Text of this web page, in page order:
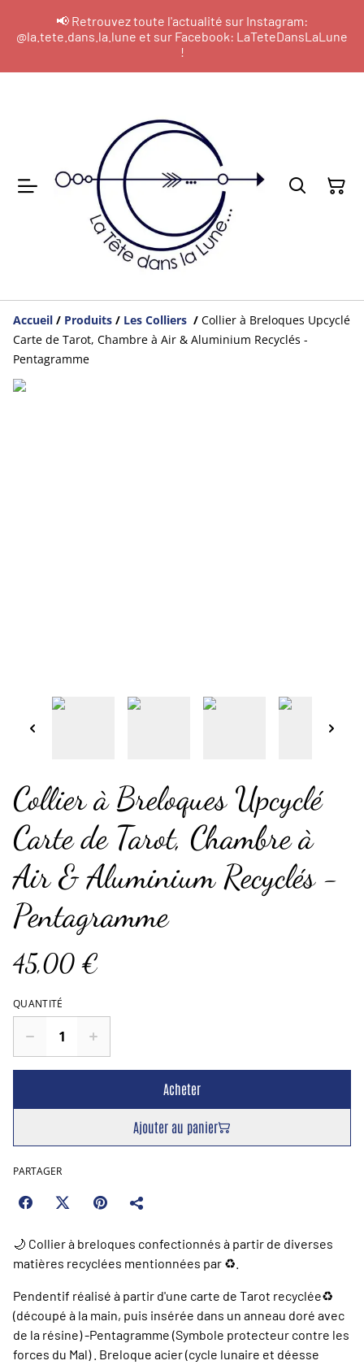
📢 Retrouvez toute l'actualité sur Instagram:
@la.tete.dans.la.lune et sur Facebook: LaTeteDansLaLune
!
Accueil / Produits / Les Colliers / Collier à Breloques Upcyclé
Carte de Tarot, Chambre à Air & Aluminium Recyclés -
Pentagramme
Collier à Breloques Upcyclé
Carte de Tarot, Chambre à
Air & Aluminium Recyclés -
Pentagramme
45,00 €
QUANTITÉ
Acheter
Ajouter au panier
PARTAGER
🌙 Collier à breloques confectionnés à partir de diverses
matières recyclées mentionnées par ♻️.
Pendentif réalisé à partir d'une carte de Tarot recyclée♻️️
(découpé à la main, puis insérée dans un anneau doré avec
de la résine) -Pentagramme (Symbole protecteur contre les
forces du Mal) . Breloque acier (cycle lunaire et déesse